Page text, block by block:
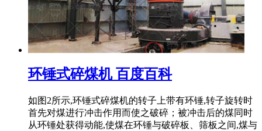
环锤式碎煤机 百度百科
如图2所示,环锤式碎煤机的转子上带有环锤,转子旋转时
首先对煤进行冲击作用而使之破碎；被冲击后的煤同时
从环锤处获得动能,使煤在环锤与破碎板、筛板之间,煤与